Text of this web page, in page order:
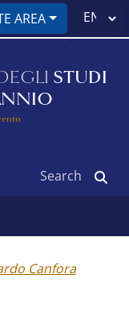
AREA
Select
STUDI
Canfora